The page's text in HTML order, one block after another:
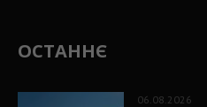
ОСТАННЄ
06.08.2026